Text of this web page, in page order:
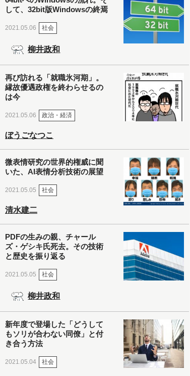
して、32bit版Windowsの終焉
2021.05.06 社会
柳井政和
再び訪れる「就職氷河期」。
縁故優遇政権を終わらせるの
は今
2021.05.06 政治・経済
ぼうごなつこ
微表情研究の世界的権威に聞
いた、AI表情分析技術の展望
2021.05.05 社会
清水建二
PDFの生みの親、チャール
ズ・ゲシキ氏死去。その技術
と歴史を振り返る
2021.05.05 社会
柳井政和
新年度で登場した「どうして
もソリが合わない同僚」と付
き合う方法
2021.05.04 社会